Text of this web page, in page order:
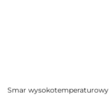
Smar wysokotemperaturowy